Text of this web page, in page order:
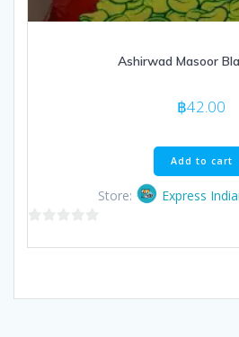
Ashirwad Masoor
฿42.00
Add to cart
Store: Express